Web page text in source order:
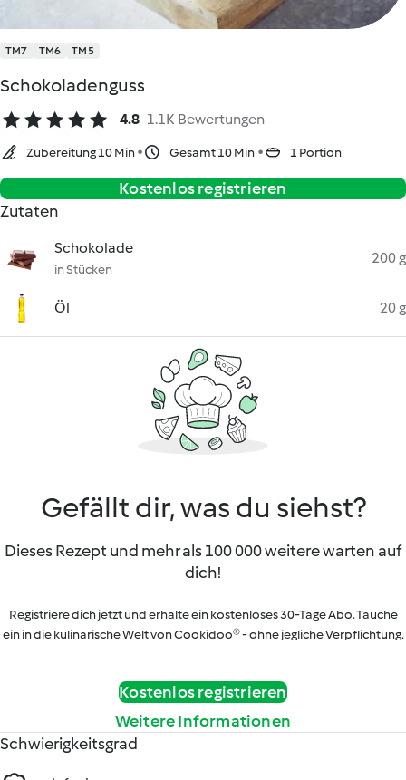
TM7 TM6 TM5
Schokoladenguss
4.8 1.1K Bewertungen
Zubereitung 10 Min Gesamt 10 Min 1 Portion
Kostenlos registrieren
Zutaten
Schokolade
in Stücken
200 g
Öl 20 g
Gefällt dir, was du siehst?
Dieses Rezept und mehr als 100 000 weitere warten auf
dich!
Registriere dich jetzt und erhalte ein kostenloses 30-Tage Abo. Tauche
ein in die kulinarische Welt von Cookidoo® - ohne jegliche Verpflichtung.
Kostenlos registrieren
Weitere Informationen
Schwierigkeitsgrad